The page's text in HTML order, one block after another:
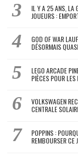
IL Y A 25 ANS, LA
JOUEURS :
GOD OF WAR
DÉSORMAIS
LEGO ARCADE
PIÈCES POUR LES
VOLKSWAGEN
CENTRALE
POPPINS :
REMBOURSER CE